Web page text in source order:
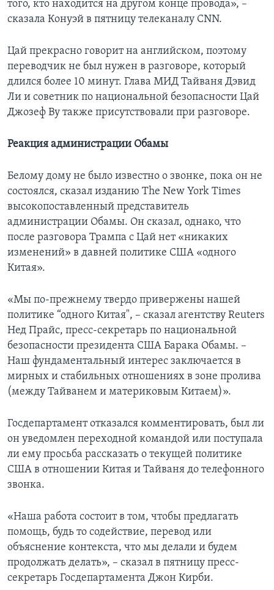
того, кто находится на другом конце провода», –
сказала Конуэй в пятницу телеканалу CNN.
Цай прекрасно говорит на английском, поэтому
переводчик не был нужен в разговоре, который
длился более 10 минут. Глава МИД Тайваня Дэвид
Ли и советник по национальной безопасности Цай
Джозеф Ву также присутствовали при разговоре.
Реакция администрации Обамы
Белому дому не было известно о звонке, пока он не
состоялся, сказал изданию The New York Times
высокопоставленный представитель
администрации Обамы. Он сказал, однако, что
после разговора Трампа с Цай нет «никаких
изменений» в давней политике США «одного
Китая».
«Мы по-прежнему твердо привержены нашей
политике “одного Китая", – сказал агентству Reuters
Нед Прайс, пресс-секретарь по национальной
безопасности президента США Барака Обамы. –
Наш фундаментальный интерес заключается в
мирных и стабильных отношениях в зоне пролива
(между Тайванем и материковым Китаем)».
Госдепартамент отказался комментировать, был ли
он уведомлен переходной командой или поступала
ли ему просьба рассказать о текущей политике
США в отношении Китая и Тайваня до телефонного
звонка.
«Наша работа состоит в том, чтобы предлагать
помощь, будь то содействие, перевод или
объяснение контекста, что мы делали и будем
продолжать делать», – сказал в пятницу пресс-
секретарь Госдепартамента Джон Кирби.